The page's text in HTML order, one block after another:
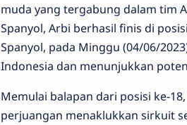
muda yang tergabung dalam tim
Spanyol, Arbi berhasil finis di
Spanyol, pada Minggu (04/06/
Indonesia dan menunjukkan
Memulai balapan dari posisi ke-
perjuangan menaklukkan sirkuit